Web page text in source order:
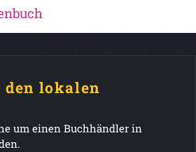
lokalen
um einen Buchhändler in